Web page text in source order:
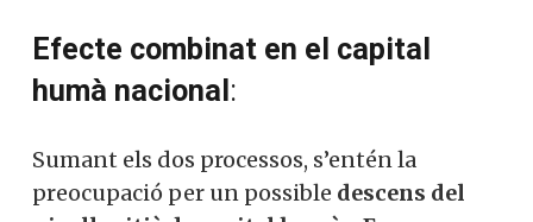
Efecte combinat en el capital
humà nacional :
Sumant els dos processos, s’entén la
preocupació per un possible descens del